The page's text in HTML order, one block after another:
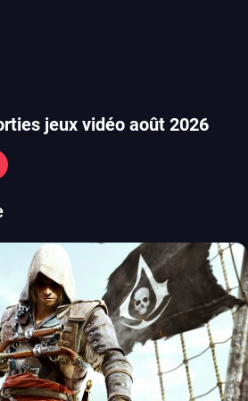
jeux vidéo août 2026